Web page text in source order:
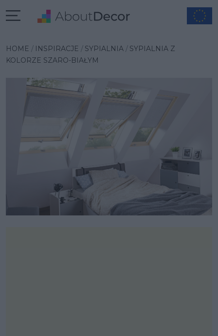
HOME INSPIRACJE SYPIALNIA
SYPIALNIA Z
KOLORZE SZARO-BIAŁYM